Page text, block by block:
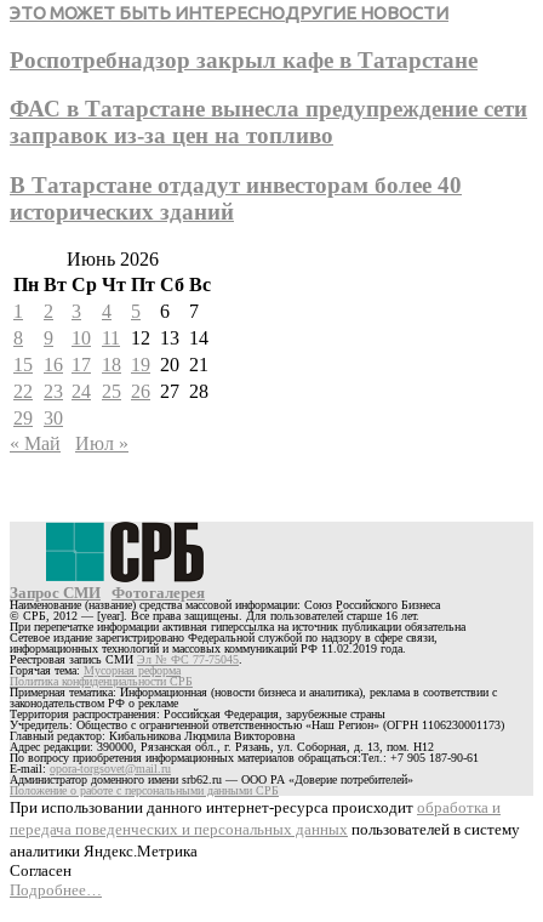
ЭТО МОЖЕТ БЫТЬ ИНТЕРЕСНОДРУГИЕ НОВОСТИ
Роспотребнадзор закрыл кафе в Татарстане
ФАС в Татарстане вынесла предупреждение сети
заправок из-за цен на топливо
В Татарстане отдадут инвесторам более 40
исторических зданий
Июнь 2026
Пн Вт Ср Чт Пт Сб Вс
1
2 3 4 5 6
7
8
9 10 11 12 13 14
15 16 17 18 19 20 21
22
23 24 25 26 27 28
29 30
« Май
Июл »
Запрос СМИ Фотогалерея
Наименование (название) средства массовой информации: Союз Российского Бизнеса
© СРБ, 2012 — [year]. Все права защищены. Для пользователей старше 16 лет.
При перепечатке информации активная гиперссылка на источник публикации обязательна
Сетевое издание зарегистрировано Федеральной службой по надзору в сфере связи,
информационных технологий и массовых коммуникаций РФ 11.02.2019 года.
Реестровая запись СМИ Эл № ФС 77-75045
Горячая тема: Мусорная реформа
Политика конфиденциальности СРБ
Примерная тематика: Информационная (новости бизнеса и аналитика), реклама в соответствии с
законодательством РФ о рекламе
Территория распространения: Российская Федерация, зарубежные страны
Учредитель: Общество с ограниченной ответственностью «Наш Регион» (ОГРН 1106230001173)
Главный редактор: Кибальникова Людмила Викторовна
Адрес редакции: 390000, Рязанская обл., г. Рязань, ул. Соборная, д. 13, пом. Н12
По вопросу приобретения информационных материалов обращаться:Тел.: +7 905 187-90-61
E-mail:opora-torgsovet@mail.ru
Администратор доменного имени srb62.ru — ООО РА «Доверие потребителей»
Положение о работе с персональными данными СРБ
При использовании данного интернет-ресурса происходит обработка и
передача поведенческих и персональных данных пользователей в систему
аналитики Яндекс.Метрика
Согласен
Подробнее…